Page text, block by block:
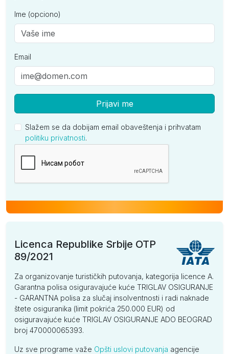
Ime (opciono)
Email
Prijavi me
Slažem se da dobijam email obaveštenja i prihvatam
politiku privatnosti.
Licenca Republike Srbije OTP
89/2021
Za organizovanje turističkih putovanja, kategorija licence A.
Garantna polisa osiguravajuće kuće TRIGLAV OSIGURANJE
- GARANTNA polisa za slučaj insolventnosti i radi naknade
štete osiguranika (limit pokrića 250.000 EUR) od
osiguravajuće kuće TRIGLAV OSIGURANJE ADO BEOGRAD
broj 470000065393.
Uz sve programe važe Opšti uslovi putovanja agencije